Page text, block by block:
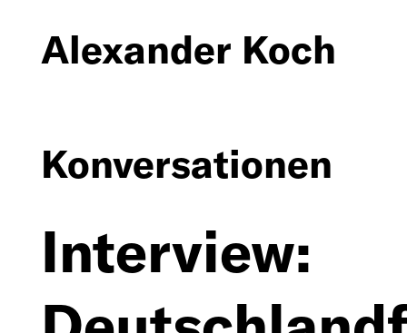
Alexander Koch
Vita
Texte
Ausstellungen
Öffentliche
Projekte
Konversationen
Interview: